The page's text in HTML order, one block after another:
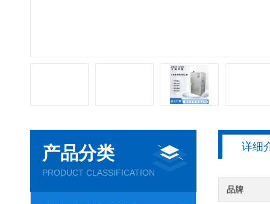
产品分类
PRODUCT CLASSIFICATION
详细
品牌